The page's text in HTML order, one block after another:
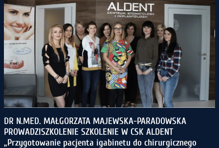
DR N.MED. MAŁGORZATA MAJEWSKA-PARADOWSKA
PROWADZISZKOLENIE SZKOLENIE W CSK ALDENT
„Przygotowanie pacjenta igabinetu do chirurgicznego